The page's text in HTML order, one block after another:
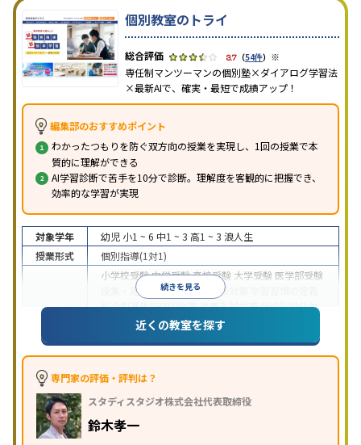
個別教室のトライ
3.7 （54件） ※
専任制マンツーマンの個別塾×ダイアログ学習法
×最新AIで、確実・最短で成績アップ！
編集部のおすすめポイント
わかったつもりを防ぐ双方向の授業を実現し、1回の授業で本
質的に理解ができる
AI学習診断で苦手を10分で診断。理解度を客観的に把握でき、
効率的な学習が実現
続きを見る
対象学年 幼児 小1 ~ 6 中1 ~ 3 高1 ~ 3 浪人生
授業形式
個別指導(1対1)
小学校受験中学受験高校受験 大学受験 医学部受験
授業・定期テスト対策
内申点対策
総合型選抜(旧AO)対策推薦入試対策学校別特化対
国公立大対策私大対策 共通テスト対策
語・英会話特化対策その他科目別特化対策
特徴
中高一貫校生に対応
応
学習にPC・タブレットを利用
科目から受講可能季節講習のみの受講可
の子どもに対応
※2023年3月調査。
近くの教室を探す
専門家の評価・評判は？
スタディスタジオ株式会社代表取締役
鈴木孝一